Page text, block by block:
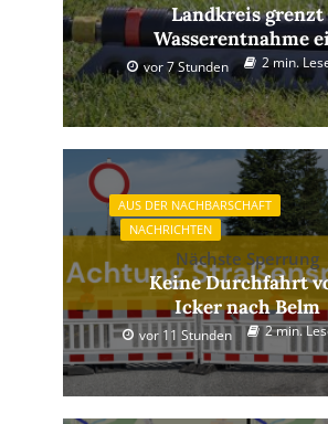
Landkreis grenzt
Wasserentnahme
vor 7 Stunden 2 min.
AUS DER NACHBARSCHAFT
NACHRICHTEN
Nächste Sperrung
Keine Durchfahrt
Icker nach Belm
vor 11 Stunden 2 min.